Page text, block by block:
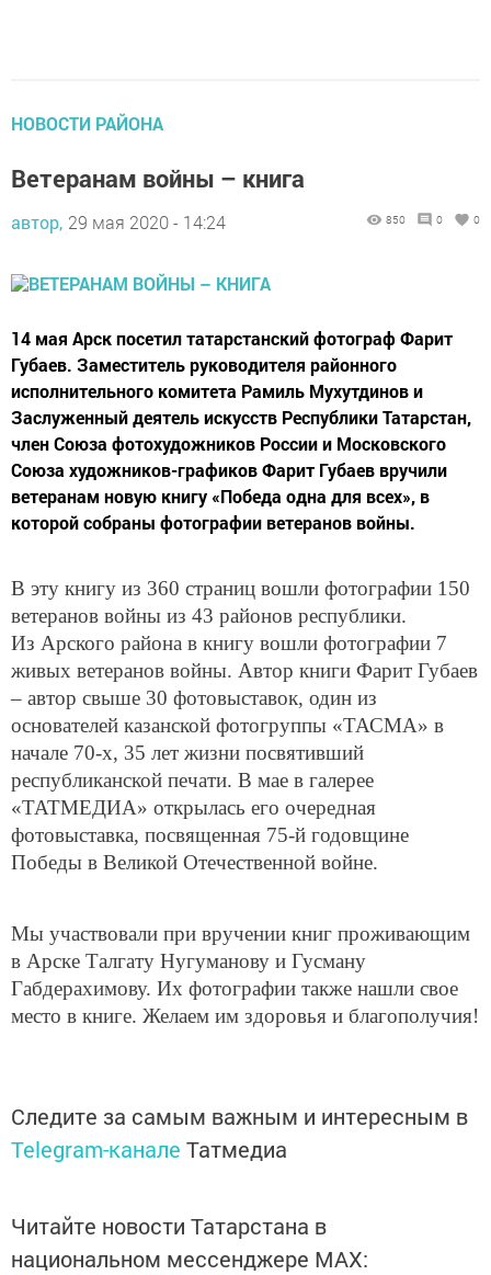
НОВОСТИ РАЙОНА
Ветеранам войны – книга
автор, 29 мая 2020 - 14:24 850 0 0
14 мая Арск посетил татарстанский фотограф Фарит
Губаев. Заместитель руководителя районного
исполнительного комитета Рамиль Мухутдинов и
Заслуженный деятель искусств Республики Татарстан,
член Союза фотохудожников России и Московского
Союза художников-графиков Фарит Губаев вручили
ветеранам новую книгу «Победа одна для всех», в
которой собраны фотографии ветеранов войны.
В эту книгу из 360 страниц вошли фотографии 150
ветеранов войны из 43 районов республики.
Из Арского района в книгу вошли фотографии 7
живых ветеранов войны. Автор книги Фарит Губаев
– автор свыше 30 фотовыставок, один из
основателей казанской фотогруппы «ТАСМА» в
начале 70-х, 35 лет жизни посвятивший
республиканской печати. В мае в галерее
«ТАТМЕДИА» открылась его очередная
фотовыставка, посвященная 75-й годовщине
Победы в Великой Отечественной войне.
Мы участвовали при вручении книг проживающим
в Арске Талгату Нугуманову и Гусману
Габдерахимову. Их фотографии также нашли свое
место в книге. Желаем им здоровья и благополучия!
Следите за самым важным и интересным в
Telegram-канале Татмедиа
Читайте новости Татарстана в
национальном мессенджере MАХ: